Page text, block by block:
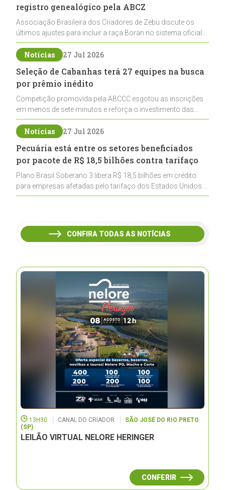
registro genealógico pela ABCZ
Associação Brasileira dos Criadores de Zebu discute os
últimos ajustes para incluir a raça Boran no sistema oficial
de registros, abrindo caminho para sua expansão na
pecuária nacional
Notícias 27 Jul 2026
Seleção de Cabanhas terá 27 equipes na busca
por prêmio inédito
Competição promovida pela ABCCC esgotou as inscrições
em menos de sete minutos e reforça o investimento das
cabanhas na seleção genética de Cavalos Crioulos voltados
ao laço
Notícias 27 Jul 2026
Pecuária está entre os setores beneficiados
por pacote de R$ 18,5 bilhões contra tarifaço
Plano Brasil Soberano 3 libera R$ 18,5 bilhões em crédito
para empresas afetadas pelo tarifaço dos Estados Unidos e
inclui a pecuária entre os setores estratégicos
CONFIRA TODAS AS NOTÍCIAS
13H30 CANAL DO CRIADOR
SÃO JOSÉ DO RIO PRETO
(SP)
LEILÃO VIRTUAL NELORE HERINGER
CONFERIR